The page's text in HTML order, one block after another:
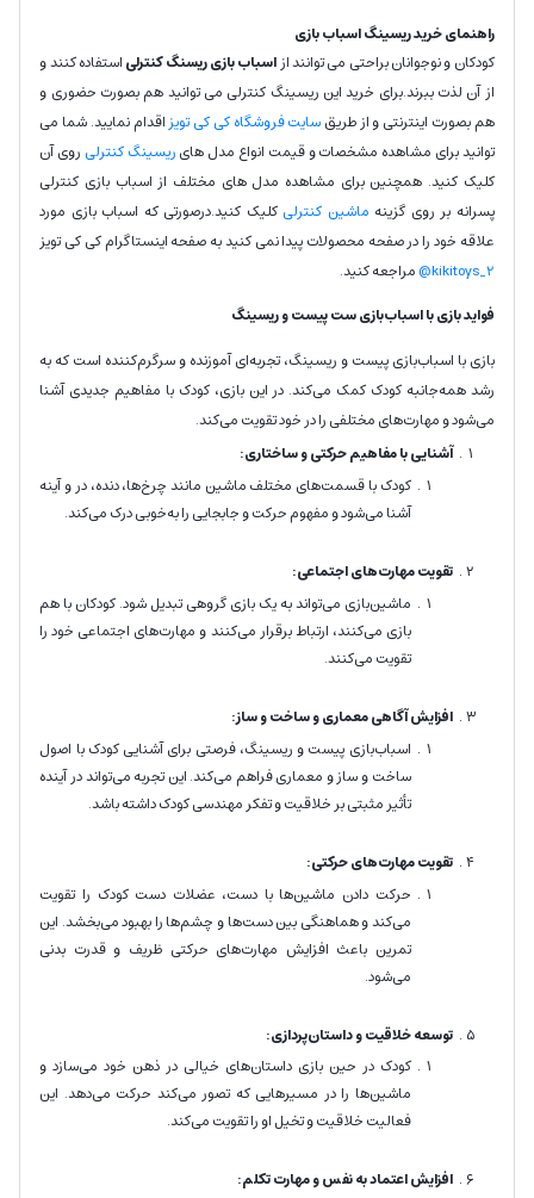
راهنمای خرید ریسینگ اسباب بازی
کودکان و نوجوانان براحتی می توانند ازاسباب بازی ریسنگ کنترلیاستفاده کنند و
از آن لذت ببرند.برای خرید این ریسینگ کنترلی می توانید هم بصورت حضوری و
هم بصورت اینترنتی و از طریقسایت فروشگاه کی کی تویزاقدام نمایید. شما می
توانید برای مشاهده مشخصات و قیمت انواع مدل هایریسینگ کنترلی روی آن
کلیک کنید. همچنین برای مشاهده مدل های مختلف از اسباب بازی کنترلی
پسرانه بر روی گزینه ماشین کنترلی کلیک کنید.درصورتی که اسباب بازی مورد
علاقه خود را در صفحه محصولات پیدا نمی کنید به صفحه اینستاگرام کی کی تویز
kikitoys_2@
مراجعه کنید.
فواید بازی با اسباب‌بازی ست پیست و ریسینگ
بازی با اسباب‌بازی پیست و ریسینگ، تجربه‌ای آموزنده و سرگرم‌کننده است که به
رشد همه‌جانبه کودک کمک می‌کند. در این بازی، کودک با مفاهیم جدیدی آشنا
می‌شود و مهارت‌های مختلفی را در خود تقویت می‌کند.
آشنایی با مفاهیم حرکتی و ساختاری:
کودک با قسمت‌های مختلف ماشین مانند چرخ‌ها، دنده، در و آینه
آشنا می‌شود و مفهوم حرکت و جابجایی را به‌خوبی درک می‌کند.
تقویت مهارت‌های اجتماعی:
ماشین‌بازی می‌تواند به یک بازی گروهی تبدیل شود. کودکان با هم
بازی می‌کنند، ارتباط برقرار می‌کنند و مهارت‌های اجتماعی خود را
تقویت می‌کنند.
افزایش آگاهی معماری و ساخت و ساز:
اسباب‌بازی پیست و ریسینگ، فرصتی برای آشنایی کودک با اصول
ساخت و ساز و معماری فراهم می‌کند. این تجربه می‌تواند در آینده
تأثیر مثبتی بر خلاقیت و تفکر مهندسی کودک داشته باشد.
تقویت مهارت‌های حرکتی:
حرکت دادن ماشین‌ها با دست، عضلات دست کودک را تقویت
می‌کند و هماهنگی بین دست‌ها و چشم‌ها را بهبود می‌بخشد. این
تمرین باعث افزایش مهارت‌های حرکتی ظریف و قدرت بدنی
می‌شود.
توسعه خلاقیت و داستان‌پردازی:
کودک در حین بازی داستان‌های خیالی در ذهن خود می‌سازد و
ماشین‌ها را در مسیرهایی که تصور می‌کند حرکت می‌دهد. این
فعالیت خلاقیت و تخیل او را تقویت می‌کند.
افزایش اعتماد به نفس و مهارت تکلم: